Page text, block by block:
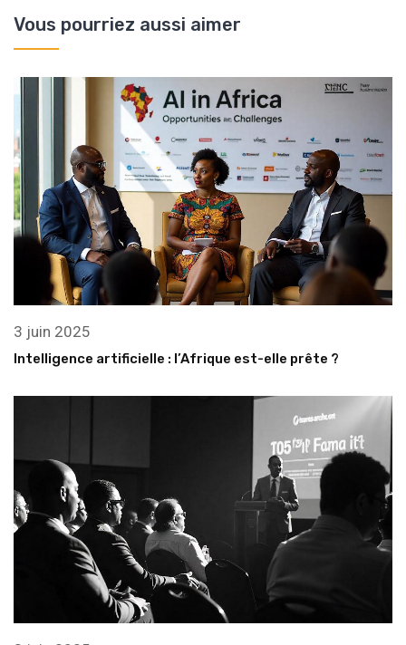
Vous pourriez aussi aimer
3 juin 2025
Intelligence artificielle : l’Afrique est-elle prête ?